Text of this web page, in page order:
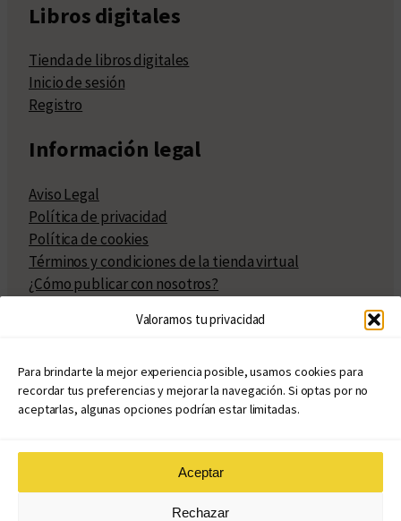
Valoramos tu privacidad
Para brindarte la mejor experiencia posible, usamos cookies para
recordar tus preferencias y mejorar la navegación. Si optas por no
aceptarlas, algunas opciones podrían estar limitadas.
Aceptar
Rechazar
Libros digitales
Tienda de libros digitales
Inicio de sesión
Registro
Información legal
Aviso Legal
Política de privacidad
Política de cookies
Términos y condiciones de la tienda virtual
¿Cómo publicar con nosotros?
Políticas de publicación
Políticas de coedición
Atribuciones